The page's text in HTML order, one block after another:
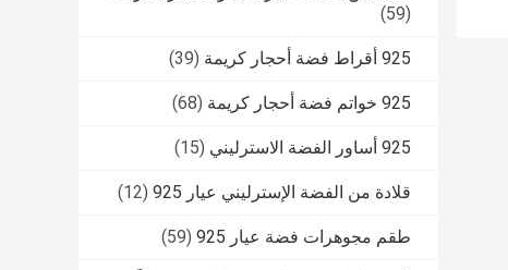
(59)
925 أقراط فضة أحجار كريمة (39)
925 خواتم فضة أحجار كريمة (68)
925 أساور الفضة الاسترليني (15)
قلادة من الفضة الإسترليني عيار 925 (12)
طقم مجوهرات فضة عيار 925 (59)